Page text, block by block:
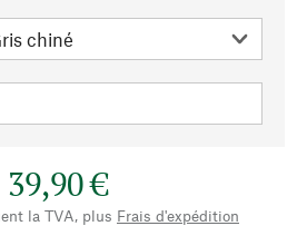
39,90 €
la TVA, plus Frais d'expédition